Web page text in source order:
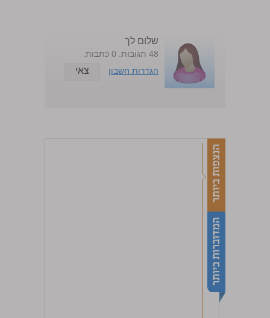
שלום לך
48 תגובות. 0 כתבות.
הגדרות חשבון
צאי